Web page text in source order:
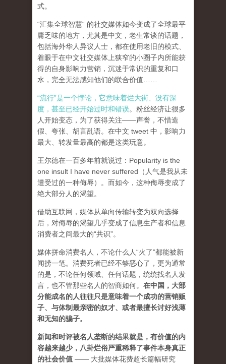
式。
“汇集全球智慧“ 的社交媒体如今变成了全球最平
庸乏味的地方，尤其是中文，老生常谈的话题，
包括海外华人异议人士，都在使用老旧的模式、
着眼于在中文社交媒体上狭窄的小圈子内所能获
得的自身影响力营销，沉迷于常识的重复和口
水，完全无法感知他们的联合价值……
“流行”是一个悖论，它意味着烂大街、没有深
度，甚至已经开始过时和错误。粉丝经济让很多
人开始变态，为了获得关注——声誉，不惜造
假、夸张、胡言乱语。在中文 tweet 中，影响力
最大、转发量最高的都是这类玩意。
王尔德在一百多年前就说过：Popularity is the
one insult I have never suffered（人气是我从未
遭受过的一种侮辱）。而如今，这种侮辱变成了
绝大部分人的渴望。
借助互联网，媒体从单向传输转变为双向选择
后，对侮辱的渴望几乎变成了信息生产者和信息
消费者之间最大的“共识”。
媒体拼命消费名人，不论什么人“火了”都能被新
闻捞一笔。消费死者已经不够恶心了，更为通常
的是，不论任何领域、任何话题，统统找名人发
言，也不管那些名人的智商如何。 在中国，大部
分能成名的人往往只是意味着一个成功的营销贩
子、与体制最亲密的奴才、或者最擅长讨好浅薄
和无知的骗子。
新闻和时评被名人垄断的结果就是，有价值的内
容越来越少，八卦烂俗严重稀释了事件本身真正
的社会价值 —— 大批媒体花费超长篇幅研究